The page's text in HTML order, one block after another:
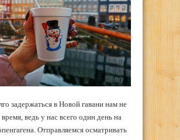
задержаться в Новой гавани нам не
время, ведь у нас всего один день на
Отправляемся осматривать